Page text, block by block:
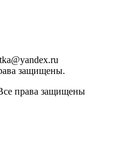
защищены.
права защищены